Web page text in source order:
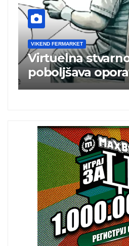
VIKEND FERMARKET
Brže